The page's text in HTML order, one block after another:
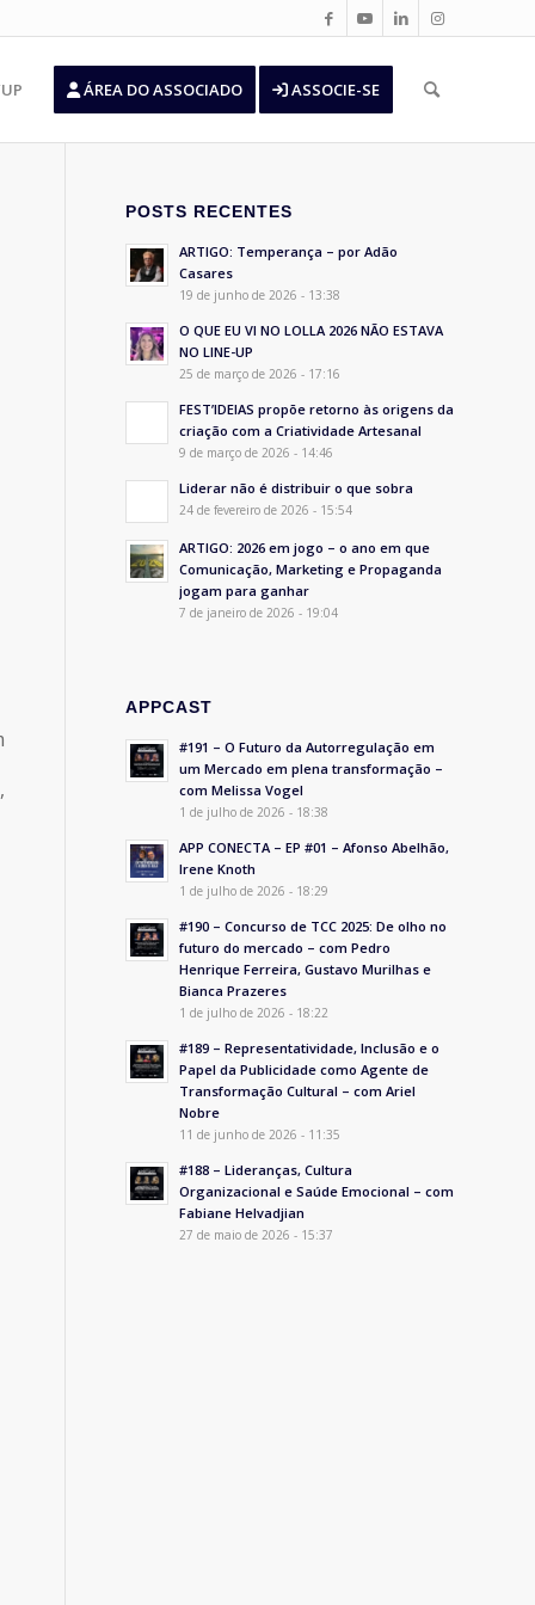
ÁREA DO ASSOCIADO ASSOCIE-SE
POSTS RECENTES
ARTIGO: Temperança – por Adão
Casares
19 de junho de 2026 - 13:38
O QUE EU VI NO LOLLA 2026 NÃO ESTAVA
NO LINE-UP
25 de março de 2026 - 17:16
FEST’IDEIAS propõe retorno às origens da
criação com a Criatividade Artesanal
9 de março de 2026 - 14:46
Liderar não é distribuir o que sobra
24 de fevereiro de 2026 - 15:54
ARTIGO: 2026 em jogo – o ano em que
Comunicação, Marketing e Propaganda
jogam para ganhar
7 de janeiro de 2026 - 19:04
APPCAST
#191 – O Futuro da Autorregulação em
um Mercado em plena transformação –
com Melissa Vogel
1 de julho de 2026 - 18:38
APP CONECTA – EP #01 – Afonso Abelhão,
Irene Knoth
1 de julho de 2026 - 18:29
#190 – Concurso de TCC 2025: De olho no
futuro do mercado – com Pedro
Henrique Ferreira, Gustavo Murilhas e
Bianca Prazeres
1 de julho de 2026 - 18:22
#189 – Representatividade, Inclusão e o
Papel da Publicidade como Agente de
Transformação Cultural – com Ariel
Nobre
11 de junho de 2026 - 11:35
#188 – Lideranças, Cultura
Organizacional e Saúde Emocional – com
Fabiane Helvadjian
27 de maio de 2026 - 15:37